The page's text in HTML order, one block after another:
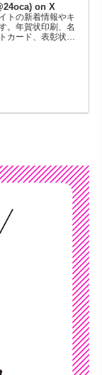
on X
トの新着情報やキ
。年賀状印刷、名
カード、表彰状印